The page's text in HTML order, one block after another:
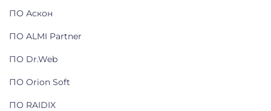
ПО Аскон
ПО ALMI Partner
ПО Dr.Web
ПО Orion Soft
ПО RAIDIX